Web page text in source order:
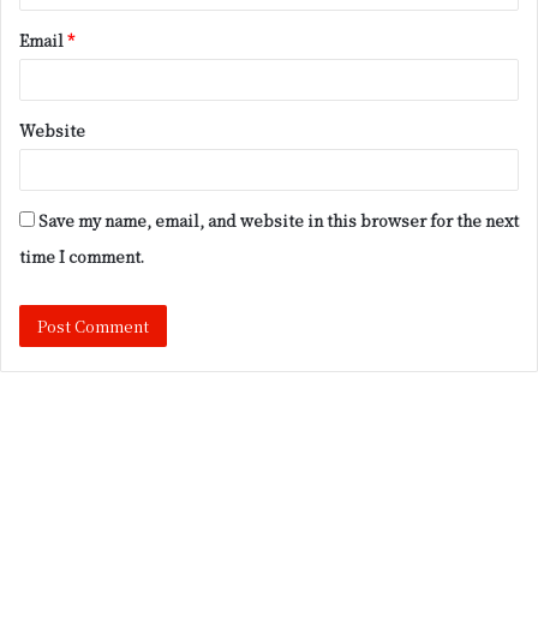
Email *
Website
Save my name, email, and website in this browser for the next
time I comment.